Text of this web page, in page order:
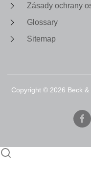
Zásady ochrany
Glossary
Sitemap
Copyright © 2026 Beck